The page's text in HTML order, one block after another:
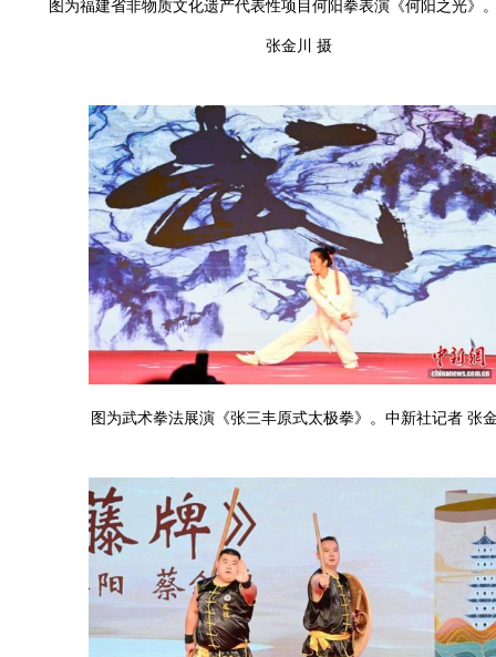
图为福建省非物质文化遗产代表性项目何阳拳表演《何阳之光》
张金川 摄
图为武术拳法展演《张三丰原式太极拳》。中新社记者 张